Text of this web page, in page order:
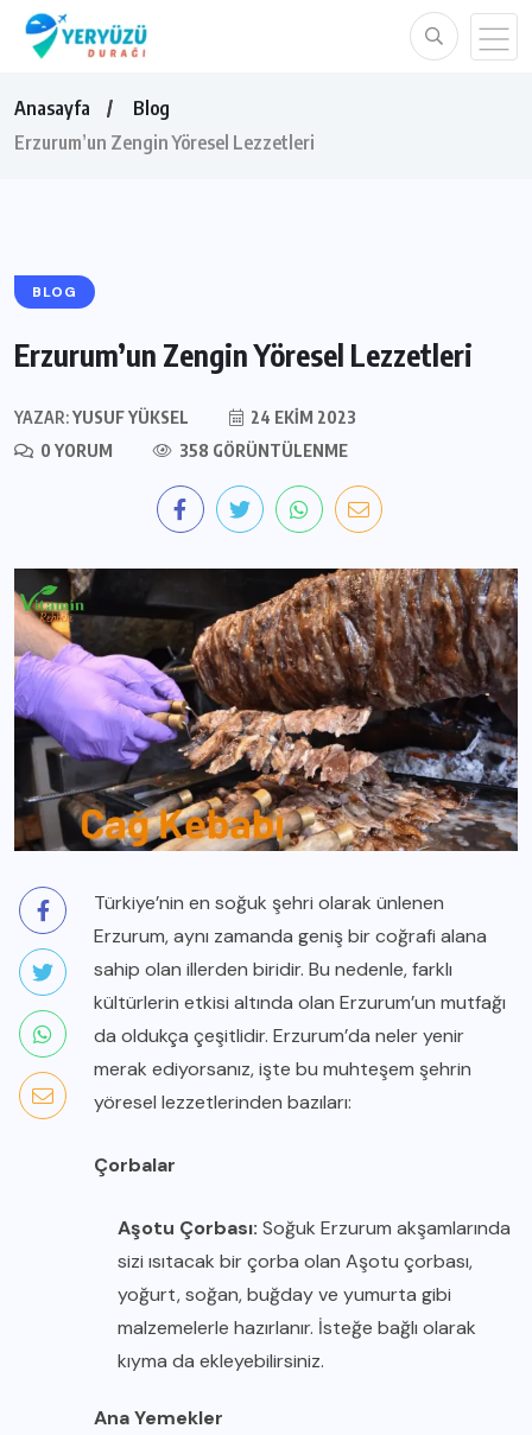
Anasayfa
Blog
Erzurum’un Zengin Yöresel Lezzetleri
BLOG
Erzurum’un Zengin Yöresel Lezzetleri
YAZAR:YUSUF YÜKSEL
24 EKIM 2023
0 YORUM
358 GÖRÜNTÜLENME
Türkiye’nin en soğuk şehri olarak ünlenen
Erzurum, aynı zamanda geniş bir coğrafi alana
sahip olan illerden biridir. Bu nedenle, farklı
kültürlerin etkisi altında olan Erzurum’un mutfağı
da oldukça çeşitlidir. Erzurum’da neler yenir
merak ediyorsanız, işte bu muhteşem şehrin
yöresel lezzetlerinden bazıları:
Çorbalar
Aşotu Çorbası: Soğuk Erzurum akşamlarında
sizi ısıtacak bir çorba olan Aşotu çorbası,
yoğurt, soğan, buğday ve yumurta gibi
malzemelerle hazırlanır. İsteğe bağlı olarak
kıyma da ekleyebilirsiniz.
Ana Yemekler